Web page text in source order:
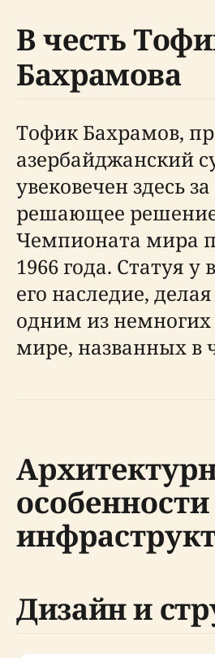
В честь
Бахрамова
Тофик Бахрамов,
азербайджанский
увековечен здесь за
решающее
Чемпионата мира
1966 года. Статуя у
его наследие,
одним из немногих
мире, названных в
Дизайн и